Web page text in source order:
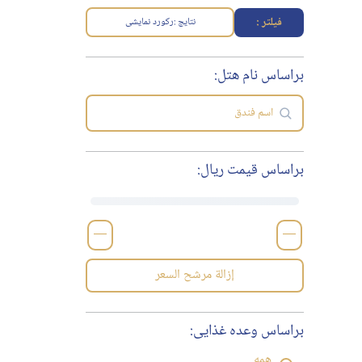
فیلتر : نتایج :رکورد نمایشی
براساس نام هتل:
براساس قیمت ریال:
—
—
إزالة مرشح السعر
براساس وعده غذایی: